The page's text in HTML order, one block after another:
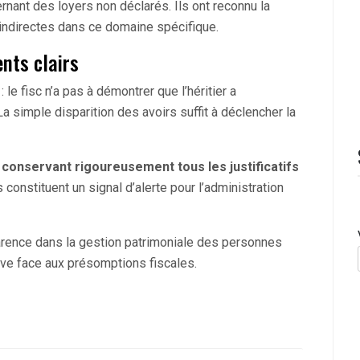
des loyers non déclarés. Ils ont reconnu la
dans ce domaine spécifique.
clairs
fisc n’a pas à démontrer que l’héritier a
simple disparition des avoirs suffit à déclencher la
conservant rigoureusement tous les justificatifs
un signal d’alerte pour l’administration
dans la gestion patrimoniale des personnes
face aux présomptions fiscales.